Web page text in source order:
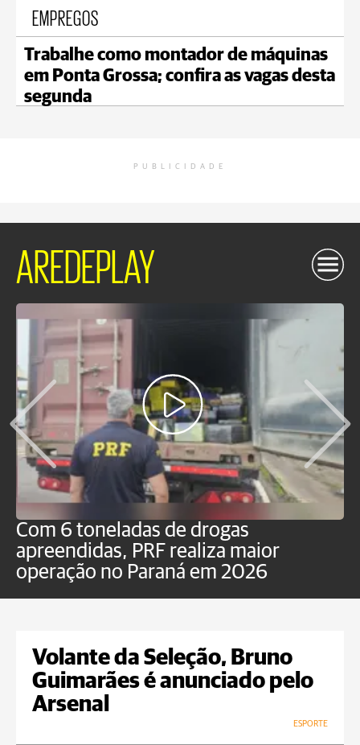
EMPREGOS
Trabalhe como montador de máquinas
em Ponta Grossa; confira as vagas desta
segunda
PUBLICIDADE
AREDEPLAY
Com 6 toneladas de drogas
apreendidas, PRF realiza maior
operação no Paraná em 2026
Volante da Seleção, Bruno
Guimarães é anunciado pelo
Arsenal
ESPORTE